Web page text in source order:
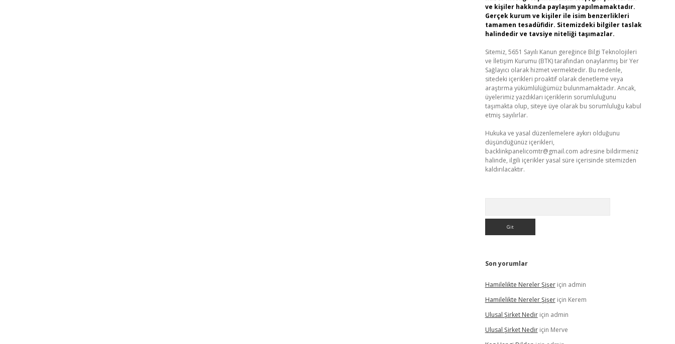
ve kişiler hakkında paylaşım yapılmamaktadır.
Gerçek kurum ve kişiler ile isim benzerlikleri
tamamen tesadüfidir. Sitemizdeki bilgiler taslak
halindedir ve tavsiye niteliği taşımazlar.
Sitemiz, 5651 Sayılı Kanun gereğince Bilgi Teknolojileri
ve İletişim Kurumu (BTK) tarafından onaylanmış bir Yer
Sağlayıcı olarak hizmet vermektedir. Bu nedenle,
sitedeki içerikleri proaktif olarak denetleme veya
araştırma yükümlülüğümüz bulunmamaktadır. Ancak,
üyelerimiz yazdıkları içeriklerin sorumluluğunu
taşımakta olup, siteye üye olarak bu sorumluluğu kabul
etmiş sayılırlar.
Hukuka ve yasal düzenlemelere aykırı olduğunu
düşündüğünüz içerikleri,
backlinkpanelicomtr@gmail.com adresine bildirmeniz
halinde, ilgili içerikler yasal süre içerisinde sitemizden
kaldırılacaktır.
Son yorumlar
Hamilelikte Nereler Şişeriçin admin
Hamilelikte Nereler Şişeriçin Kerem
Ulusal Şirket Nediriçin admin
Ulusal Şirket Nediriçin Merve